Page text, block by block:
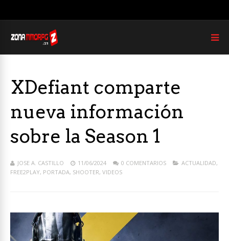
XDefiant comparte
nueva información
sobre la Season 1
JOSE A. CASTILLO 11/06/2024 0 COMENTARIOS ACTUALIDAD,
FREE2PLAY, PORTADA, SHOOTER, VIDEOS